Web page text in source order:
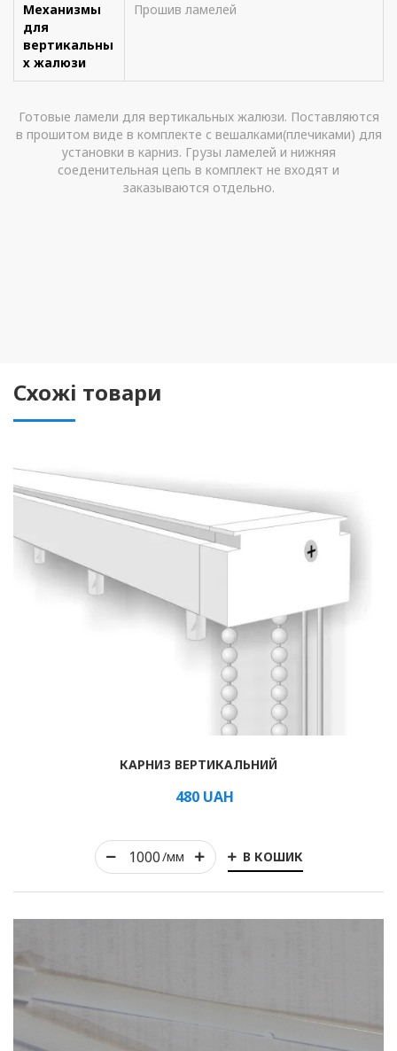
Горизонтальні жалюзі
Римські
Механизмы
для
вертикальны
х жалюзи
Прошив ламелей
Готовые ламели для вертикальных жалюзи. Поставляются
в прошитом виде в комплекте с вешалками(плечиками) для
установки в карниз. Грузы ламелей и нижняя
соеденительная цепь в комплект не входят и
заказываются отдельно.
Схожі товари
/мм В КОШИК
КАРНИЗ ВЕРТИКАЛЬНИЙ
480 UAH